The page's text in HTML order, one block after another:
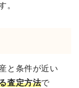
。
と条件が近い
査定方法で